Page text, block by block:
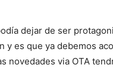
dejar de ser
y es que ya debemos
novedades via OTA